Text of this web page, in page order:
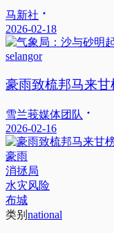
马新社
2026-02-18
selangor
豪雨致梳邦马来
雪兰莪媒体团队
2026-02-16
豪雨
消拯局
水灾风险
布城
类别 national